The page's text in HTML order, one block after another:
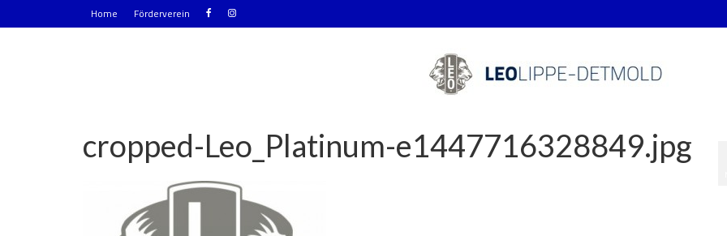
Home Förderverein
cropped-Leo_Platinum-e1447716328849.jpg